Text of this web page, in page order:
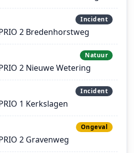
Incident
2 Bredenhorstweg
Natuur
2 Nieuwe Wetering
Incident
1 Kerkslagen
Ongeval
2 Gravenweg